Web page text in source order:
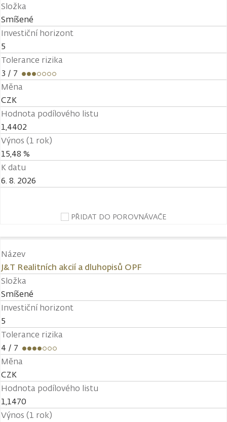
Složka
Smíšené
Investiční horizont
5
Tolerance rizika
3 / 7
Měna
CZK
Hodnota podílového listu
1,4402
Výnos (1 rok)
15,48 %
K datu
6. 8. 2026
PŘIDAT DO POROVNÁVAČE
Název
J&T Realitních akcií a dluhopisů OPF
Složka
Smíšené
Investiční horizont
5
Tolerance rizika
4 / 7
Měna
CZK
Hodnota podílového listu
1,1470
Výnos (1 rok)